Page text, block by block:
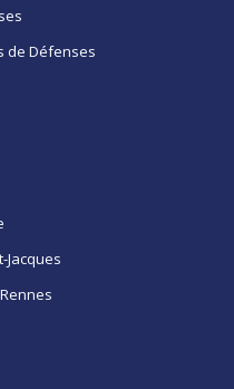
de Défenses
Jacques